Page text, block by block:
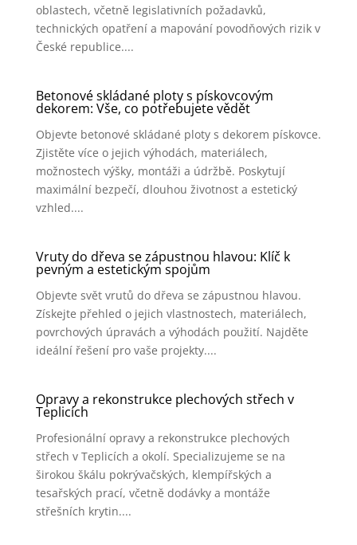
oblastech, včetně legislativních požadavků,
technických opatření a mapování povodňových rizik v
České republice....
Betonové skládané ploty s pískovcovým
dekorem: Vše, co potřebujete vědět
Objevte betonové skládané ploty s dekorem pískovce.
Zjistěte více o jejich výhodách, materiálech,
možnostech výšky, montáži a údržbě. Poskytují
maximální bezpečí, dlouhou životnost a estetický
vzhled....
Vruty do dřeva se zápustnou hlavou: Klíč k
pevným a estetickým spojům
Objevte svět vrutů do dřeva se zápustnou hlavou.
Získejte přehled o jejich vlastnostech, materiálech,
povrchových úpravách a výhodách použití. Najděte
ideální řešení pro vaše projekty....
Opravy a rekonstrukce plechových střech v
Teplicích
Profesionální opravy a rekonstrukce plechových
střech v Teplicích a okolí. Specializujeme se na
širokou škálu pokrývačských, klempířských a
tesařských prací, včetně dodávky a montáže
střešních krytin....